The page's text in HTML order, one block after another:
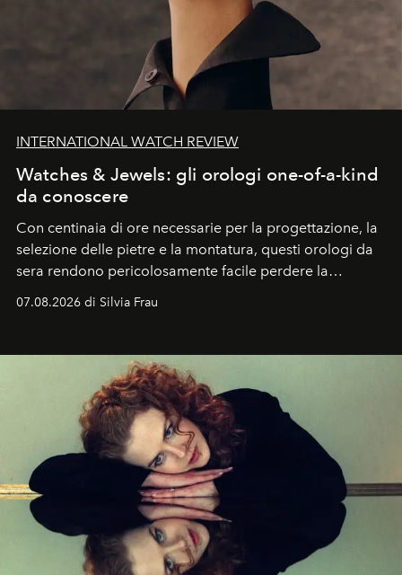
INTERNATIONAL WATCH REVIEW
Watches & Jewels: gli orologi one-of-a-kind
da conoscere
Con centinaia di ore necessarie per la progettazione, la
selezione delle pietre e la montatura, questi orologi da
sera rendono pericolosamente facile perdere la
07.08.2026 di Silvia Frau